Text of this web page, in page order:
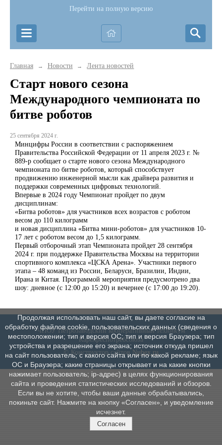
Перейти на полную версию
Главная → Новости → Лента новостей
Старт нового сезона
Международного чемпионата по
битве роботов
25 сентября 2024 г.
Минцифры России в соответствии с распоряжением
Правительства Российской Федерации от 11 апреля 2023 г. №
889-р сообщает о старте нового сезона Международного
чемпионата по битве роботов, который способствует
продвижению инженерной мысли как драйвера развития и
поддержки современных цифровых технологий.
Впервые в 2024 году Чемпионат пройдет по двум
дисциплинам:
«Битва роботов» для участников всех возрастов с роботом
весом до 110 килограмм
и новая дисциплина «Битва мини-роботов» для участников 10-
17 лет с роботом весом до 1,5 килограмм.
Первый отборочный этап Чемпионата пройдет 28 сентября
2024 г. при поддержке Правительства Москвы на территории
спортивного комплекса «ЦСКА Арена». Участники первого
этапа – 48 команд из России, Беларуси, Бразилии, Индии,
Ирана и Китая. Программой мероприятия предусмотрено два
шоу: дневное (с 12:00 до 15:20) и вечернее (с 17:00 до 19:20).
ЧПОУ Петрозаводский кооперативный техникум
Карелреспотребсоюза
© Конструктор сайтов Nubex.ru
Продолжая использовать наш сайт, вы даете согласие на
обработку файлов cookie, пользовательских данных (сведения о
местоположении; тип и версия ОС; тип и версия Браузера; тип
устройства и разрешение его экрана; источник откуда пришел
на сайт пользователь; с какого сайта или по какой рекламе; язык
ОС и Браузера; какие страницы открывает и на какие кнопки
нажимает пользователь; ip-адрес) в целях функционирования
сайта и проведения статистических исследований и обзоров.
Если вы не хотите, чтобы ваши данные обрабатывались,
покиньте сайт. Нажмите на кнопку «Согласен», и уведомление
исчезнет.
Согласен